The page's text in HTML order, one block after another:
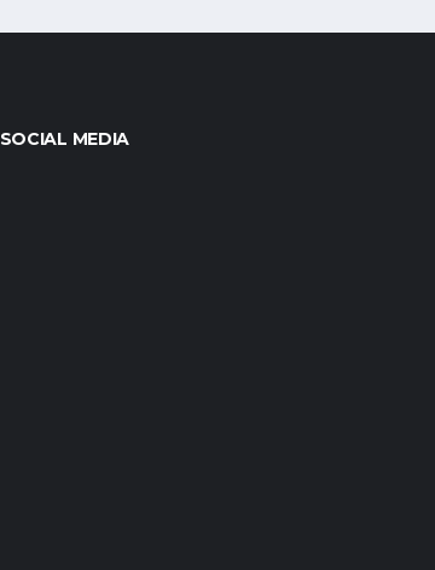
SOCIAL MEDIA